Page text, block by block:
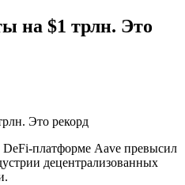
на $1 трлн. Это
платформе Aave превысил
децентрализованных